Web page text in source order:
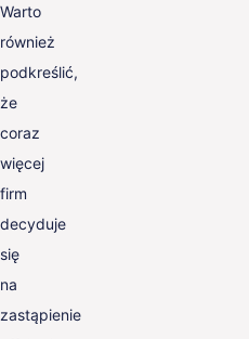
Warto
również
podkreślić,
że
coraz
więcej
firm
decyduje
się
na
zastąpienie